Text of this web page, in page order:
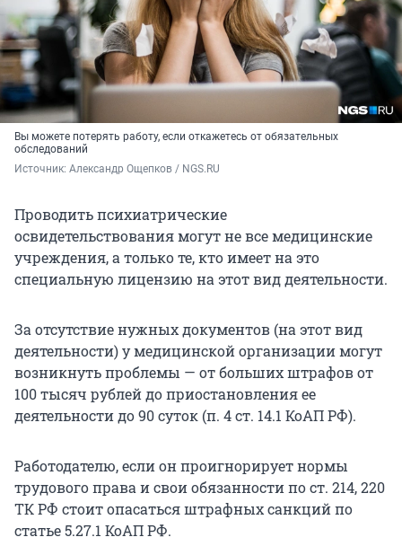
Вы можете потерять работу, если откажетесь от обязательных
обследований
Источник: Александр Ощепков / NGS.RU
Проводить психиатрические
освидетельствования могут не все медицинские
учреждения, а только те, кто имеет на это
специальную лицензию на этот вид деятельности.
За отсутствие нужных документов (на этот вид
деятельности) у медицинской организации могут
возникнуть проблемы — от больших штрафов от
100 тысяч рублей до приостановления ее
деятельности до 90 суток (п. 4 ст. 14.1 КоАП РФ).
Работодателю, если он проигнорирует нормы
трудового права и свои обязанности по ст. 214, 220
ТК РФ стоит опасаться штрафных санкций по
статье 5.27.1 КоАП РФ.